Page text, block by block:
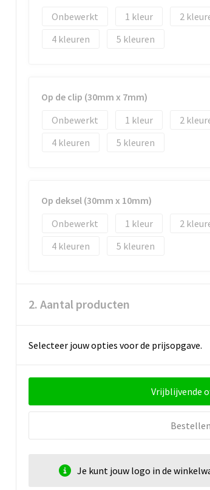
Onbewerkt
1 2
4
5
Op de clip (30mm x 7mm)
Onbewerkt
1 2
4
5
Op deksel (30mm x 10mm)
Onbewerkt
1 2
4
5
2. Aantal producten
Selecteer jouw opties voor de prijsopgave.
Vrijblijvende
Bestellen
Je kunt jouw logo in de